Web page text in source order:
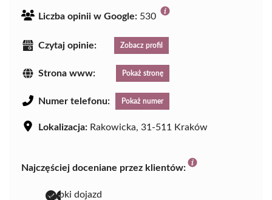
Liczba opinii w Google: 530
Czytaj opinie: Zobacz profil
Strona www: Pokaż stronę
Numer telefonu: Pokaż numer
Lokalizacja: Rakowicka, 31-511 Kraków
Najczęściej doceniane przez klientów:
szybki dojazd